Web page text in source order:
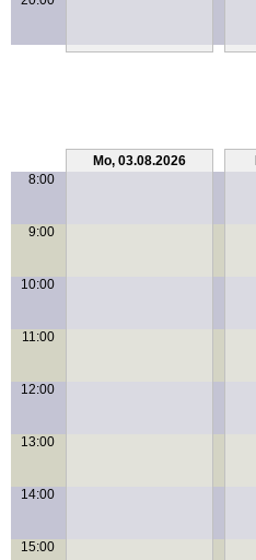
Mo, 03.08.2026
8:00
9:00
10:00
11:00
12:00
13:00
14:00
15:00